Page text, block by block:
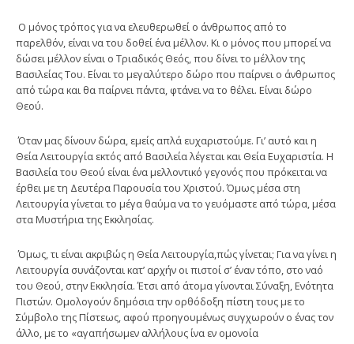
Ο μόνος τρόπος για να ελευθερωθεί ο άνθρωπος από το
παρελθόν, είναι να του δοθεί ένα μέλλον. Κι ο μόνος που μπορεί να
δώσει μέλλον είναι ο Τριαδικός Θεός, που δίνει το μέλλον της
Βασιλείας Του. Είναι το μεγαλύτερο δώρο που παίρνει ο άνθρωπος
από τώρα και θα παίρνει πάντα, φτάνει να το θέλει. Είναι δώρο
Θεού.
Όταν μας δίνουν δώρα, εμείς απλά ευχαριστούμε. Γι’ αυτό και η
Θεία Λειτουργία εκτός από Βασιλεία λέγεται και Θεία Ευχαριστία. Η
Βασιλεία του Θεού είναι ένα μελλοντικό γεγονός που πρόκειται να
έρθει με τη Δευτέρα Παρουσία του Χριστού. Όμως μέσα στη
Λειτουργία γίνεται το μέγα θαύμα να το γευόμαστε από τώρα, μέσα
στα Μυστήρια της Εκκλησίας.
Όμως, τι είναι ακριβώς η Θεία Λειτουργία,πώς γίνεται; Για να γίνει η
Λειτουργία συνάζονται κατ’ αρχήν οι πιστοί σ’ έναν τόπο, στο ναό
του Θεού, στην Εκκλησία. Έτσι από άτομα γίνονται Σύναξη, Ενότητα
Πιστών. Ομολογούν δημόσια την ορθόδοξη πίστη τους με το
Σύμβολο της Πίστεως, αφού προηγουμένως συγχωρούν ο ένας τον
άλλο, με το «αγαπήσωμεν αλλήλους ίνα εν ομονοία